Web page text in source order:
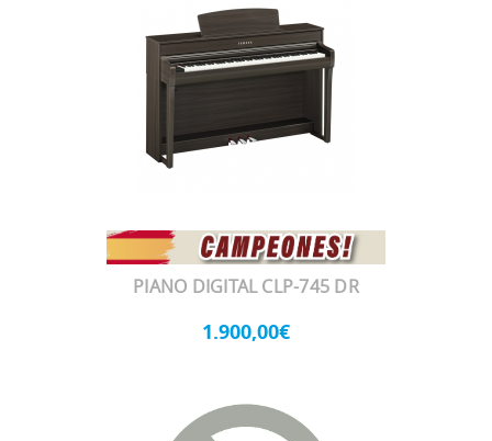
PIANO DIGITAL CLP-745 DR
1.900,00€